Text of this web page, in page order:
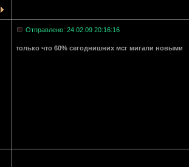
Отправлено: 24.02.09 20:16:16
только что 60% сегоднишних мсг мигали новыми